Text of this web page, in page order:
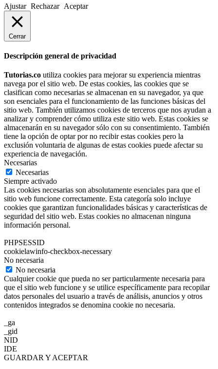
Ajustar Rechazar Aceptar
Cerrar
Descripción general de privacidad
Tutorias.co utiliza cookies para mejorar su experiencia mientras
navega por el sitio web. De estas cookies, las cookies que se
clasifican como necesarias se almacenan en su navegador, ya que
son esenciales para el funcionamiento de las funciones básicas del
sitio web. También utilizamos cookies de terceros que nos ayudan a
analizar y comprender cómo utiliza este sitio web. Estas cookies se
almacenarán en su navegador sólo con su consentimiento. También
tiene la opción de optar por no recibir estas cookies pero la
exclusión voluntaria de algunas de estas cookies puede afectar su
experiencia de navegación.
Necesarias
Necesarias
Siempre activado
Las cookies necesarias son absolutamente esenciales para que el
sitio web funcione correctamente. Esta categoría solo incluye
cookies que garantizan funcionalidades básicas y características de
seguridad del sitio web. Estas cookies no almacenan ninguna
información personal.
PHPSESSID
cookielawinfo-checkbox-necessary
No necesaria
No necesaria
Cualquier cookie que pueda no ser particularmente necesaria para
que el sitio web funcione y se utilice específicamente para recopilar
datos personales del usuario a través de análisis, anuncios y otros
contenidos integrados se denomina cookie no necesaria.
_ga
_gid
NID
IDE
GUARDAR Y ACEPTAR